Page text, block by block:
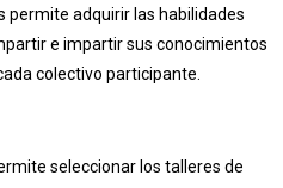
permite adquirir las habilidades
e impartir sus conocimientos
colectivo participante.
seleccionar los talleres de